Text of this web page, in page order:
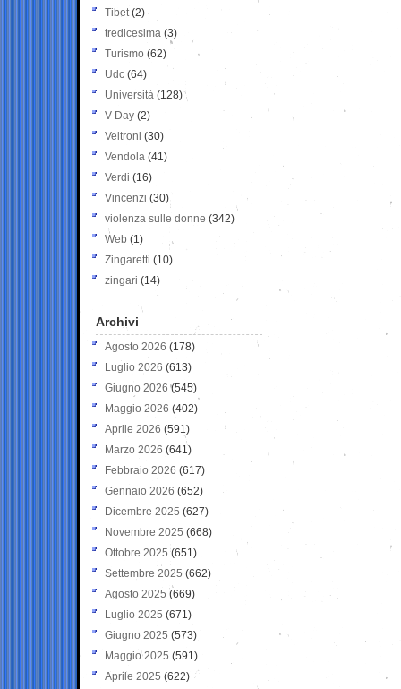
Tibet(2)
tredicesima (3)
Turismo (62)
Udc (64)
Università (128)
V-Day (2)
Veltroni (30)
Vendola (41)
Verdi (16)
Vincenzi (30)
violenza sulle donne (342)
Web (1)
Zingaretti (10)
zingari (14)
Archivi
Agosto 2026 (178)
Luglio 2026 (613)
Giugno 2026 (545)
Maggio 2026 (402)
Aprile 2026 (591)
Marzo 2026 (641)
Febbraio 2026 (617)
Gennaio 2026 (652)
Dicembre 2025 (627)
Novembre 2025 (668)
Ottobre 2025 (651)
Settembre 2025 (662)
Agosto 2025 (669)
Luglio 2025 (671)
Giugno 2025 (573)
Maggio 2025 (591)
Aprile 2025 (622)